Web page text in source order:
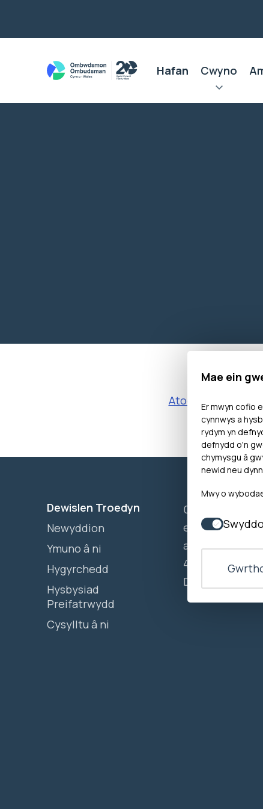
Hafan Cwyno
Atodiad 10 –
Dewislen Troedyn
Newyddion
Ymuno â ni
Hygyrchedd
Hysbysiad
Preifatrwydd
Cysylltu â ni
0300 790 0203
ein llinell ffôn
agor rhwng
4yp Dydd Llun -
Dydd Gwener
Mae ein
Er mwyn cofio
cynnwys a
rydym yn
defnydd o'n
chymysgu â
newid neu
Mwy o